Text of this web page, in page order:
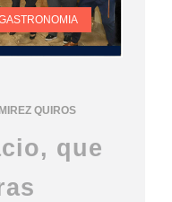
QUIROS
que